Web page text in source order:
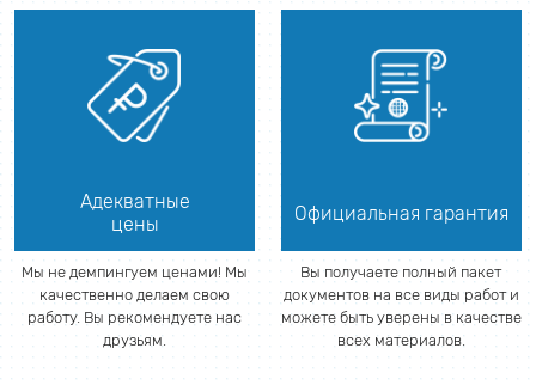
Адекватные
цены
Мы не демпингуем ценами! Мы
качественно делаем свою
работу. Вы рекомендуете нас
друзьям.
Официальная гарантия
Вы получаете полный пакет
документов на все виды работ и
можете быть уверены в качестве
всех материалов.